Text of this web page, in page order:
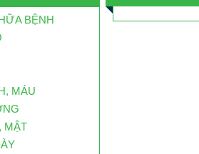
BỆNH
MÁU
MẬT
VN ĐẾN BỆNH